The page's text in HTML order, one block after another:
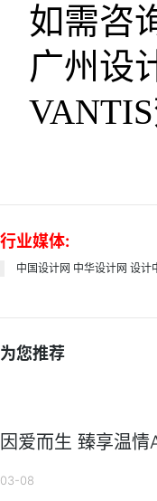
如需咨
广州设
行业媒体:
中国设计网 中华设计网 设计
为您推荐
因爱而生 臻享温情
03-08